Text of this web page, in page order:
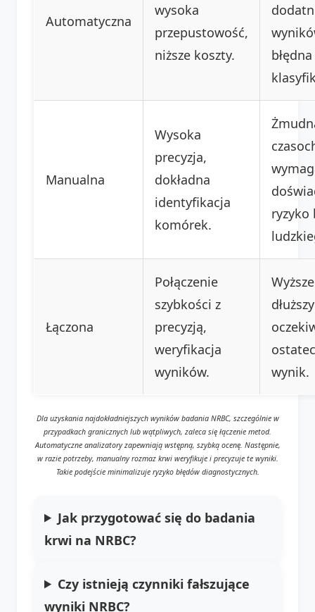
Automatyczna
wysoka
przepustowość,
niższe koszty.
błędna
Manualna
Wysoka
precyzja,
dokładna
identyfikacja
komórek.
ryzyko
Łączona
Połączenie
szybkości z
precyzją,
weryfikacja
wyników.
wynik.
Dla uzyskania najdokładniejszych wyników badania NRBC, szczególnie w
przypadkach granicznych lub wątpliwych, zaleca się łączenie metod.
Automatyczne analizatory zapewniają wstępną, szybką ocenę. Następnie,
w razie potrzeby, manualny rozmaz krwi weryfikuje i precyzuje te wyniki.
Takie podejście minimalizuje ryzyko błędów diagnostycznych.
Jak przygotować się do badania
krwi na NRBC?
Czy istnieją czynniki fałszujące
wyniki NRBC?